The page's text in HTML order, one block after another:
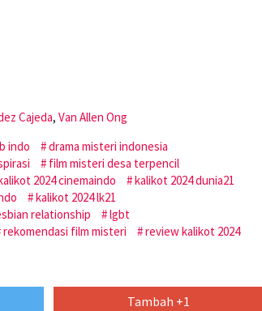
Cajeda, Van Allen Ong
indo
drama misteri indonesia
film misteri desa terpencil
2024 cinemaindo
kalikot 2024 dunia21
kalikot 2024 lk21
relationship
lgbt
rekomendasi film misteri
review kalikot 2024
Tambah +1